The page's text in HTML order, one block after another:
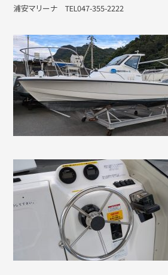
浦安マリーナ TEL047-355-2222